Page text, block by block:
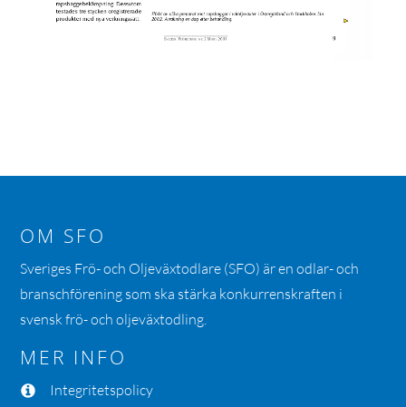
OM SFO
Sveriges Frö- och Oljeväxtodlare (SFO) är en odlar- och
branschförening som ska stärka konkurrenskraften i
svensk frö- och oljeväxtodling.
MER INFO
Integritetspolicy